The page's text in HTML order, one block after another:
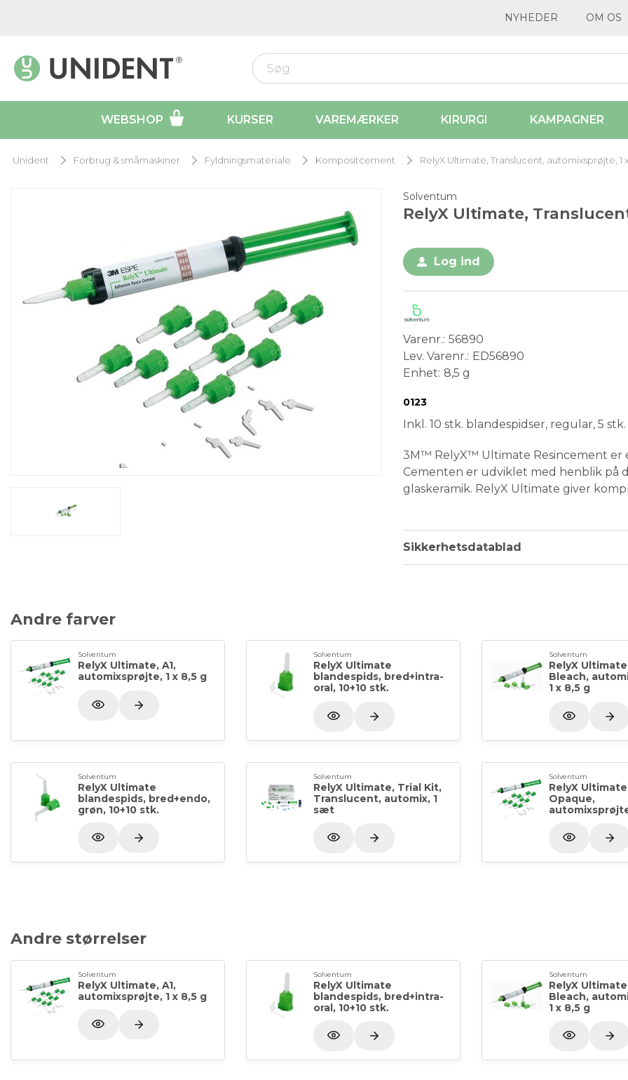
NYHEDER OM OS
WEBSHOP KURSER VAREMÆRKER KIRURGI KAMPAGNER
Unident Forbrug & småmaskiner Fyldningsmateriale Kompositcement RelyX Ultimate, Translucent, automixsprøjte, 1
Solventum
RelyX Ultimate,
Log ind
Varenr. 56890
Lev. Varenr. ED56890
Enhet 8,5 g
Medical Device
0123
Inkl. 10 stk. blandespidser, regular, 5
3M™ RelyX™ Ultimate Resincement er
Cementen er udviklet med henblik på
glaskeramik. RelyX Ultimate giver
leveres i den foretrukne Automix-
Høj slidstyrke.
Moderne initiatorteknologi, fri for
Dækker hele spektret af indirekte
og broer; 2/3-delte resinbundne
Permanent cementering af alle
Permanent cementering af alle
Permanent cementering af stifter
Sikkerhetsdatablad
Andre farver
Solventum
RelyX Ultimate, A1,
automixsprøjte, 1 x 8,5 g
Solventum
RelyX Ultimate
blandespids, bred+intra-
oral, 10+10 stk.
Solventum
RelyX
Bleach,
1 x 8,5 g
Solventum
RelyX Ultimate
blandespids, bred+endo,
grøn, 10+10 stk.
Solventum
RelyX Ultimate, Trial Kit,
Translucent, automix, 1
sæt
Solventum
RelyX
Opaque,
Andre størrelser
Solventum
RelyX Ultimate, A1,
automixsprøjte, 1 x 8,5 g
Solventum
RelyX Ultimate
blandespids, bred+intra-
oral, 10+10 stk.
Solventum
RelyX
Bleach,
1 x 8,5 g